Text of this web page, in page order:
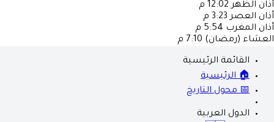
أذان الظهر 12:02 م
أذان العصر 3:23 م
أذان المغرب 5:54 م
العشاء (رمضان) 7:10 م
القائمة الرئيسية
🏠 الرئيسية
📅 محول التاريخ
الدول العربية